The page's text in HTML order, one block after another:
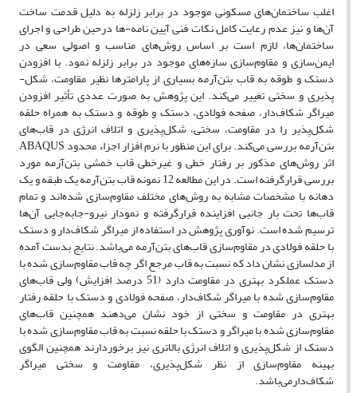
اغلب ساختمان‌های مسکونی موجود در برابر زلزله به دلیل قدمت ساخت
آن‌ها و نیز عدم رعایت کامل نکات فنی آیین نامه-ها درحین طراحی و اجرای
ساختمان‌ها، لازم است بر اساس روش‌های مناسب و اصولی سعی در
ایمن‌سازی و مقاوم‌سازی سازه‌های موجود در برابر زلزله نمود. با افزودن
دستک و طوقه به قاب بتن‌آرمه بسیاری از پارامترها نظیر مقاومت، شکل-
پذیری و سختی تغییر می‌کند. این پژوهش به صورت عددی تأثیر افزودن
میراگر شکاف‌دار، صفحه فولادی، دستک و طوقه و دستک به همراه حلقه
شکل‌پذیر را در مقاومت، سختی، شکل‌پذیری و اتلاف انرژی در قاب‌های
بتن‌آرمه بررسی می‌کند. برای این منظور با نرم افزار اجزاء محدود ABAQUS
اثر روش‌های مذکور بر رفتار خطی و غیرخطی قاب خمشی بتن‌آرمه مورد
بررسی قرارگرفته است. در این مطالعه 12 نمونه قاب بتن‌آرمه یک طبقه و یک
دهانه با مشخصات مشابه به روش‌های مختلف مقاوم‌سازی شده‌اند و تمام
قاب‌ها تحت بار جانبی افزاینده قرارگرفته و نمودار نیرو-جابه‌جایی آن‌ها
ترسیم شده است. نوآوری پژوهش در استفاده از میراگر شکاف‌دار و دستک
با حلقه فولادی در مقاوم‌سازی قاب‌های بتن‌آرمه می‌باشد. نتایج بدست آمده
از مدلسازی نشان داد که نسبت به قاب مرجع اگر چه قاب مقاوم‌سازی شده با
دستک عملکرد بهتری در مقاومت دارد (51 درصد افزایش) ولی قاب‌های
مقاوم‌سازی شده با میراگر شکاف‌دار، صفحه فولادی و دستک با حلقه رفتار
بهتری در مقاومت و سختی از خود نشان می‌دهند همچنین قاب‌های
مقاوم‌سازی شده با میراگر و دستک با حلقه نسبت به قاب مقاوم‌سازی شده با
دستک از شکل‌پذیری و اتلاف انرژی بالاتری نیز برخوردارند همچنین الگوی
بهینه مقاوم‌سازی از نظر شکل‌پذیری، مقاومت و سختی میراگر
شکاف‌دارمی‌باشد.